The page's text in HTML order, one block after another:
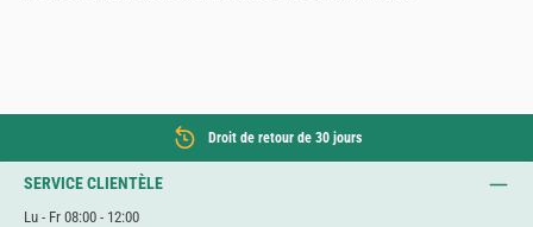
Droit de retour de 30 jours
SERVICE CLIENTÈLE
Lu - Fr 08:00 - 12:00